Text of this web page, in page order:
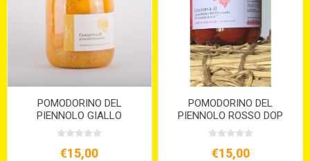
POMODORINO DEL
PIENNOLO GIALLO
PACCHETELLE IN ACQUA
VASO KG.1
€15,00
POMODORINO DEL
PIENNOLO ROSSO DOP
INTERO IN ACQUA VASO
KG.1
€15,00